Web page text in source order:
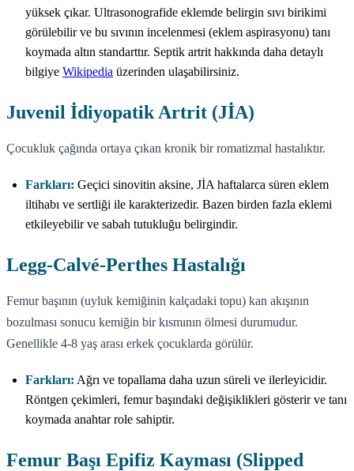
yüksek çıkar. Ultrasonografide eklemde belirgin sıvı birikimi
görülebilir ve bu sıvının incelenmesi (eklem aspirasyonu) tanı
koymada altın standarttır. Septik artrit hakkında daha detaylı
bilgiye Wikipedia üzerinden ulaşabilirsiniz.
Juvenil İdiyopatik Artrit (JİA)
Çocukluk çağında ortaya çıkan kronik bir romatizmal hastalıktır.
Farkları: Geçici sinovitin aksine, JİA haftalarca süren eklem
iltihabı ve sertliği ile karakterizedir. Bazen birden fazla eklemi
etkileyebilir ve sabah tutukluğu belirgindir.
Legg-Calvé-Perthes Hastalığı
Femur başının (uyluk kemiğinin kalçadaki topu) kan akışının
bozulması sonucu kemiğin bir kısmının ölmesi durumudur.
Genellikle 4-8 yaş arası erkek çocuklarda görülür.
Farkları: Ağrı ve topallama daha uzun süreli ve ilerleyicidir.
Röntgen çekimleri, femur başındaki değişiklikleri gösterir ve tanı
koymada anahtar role sahiptir.
Femur Başı Epifiz Kayması (Slipped